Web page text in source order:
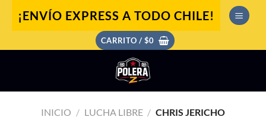
¡ENVÍO EXPRESS A TODO CHILE!
CARRITO / $0
INICIO / LUCHA LIBRE / CHRIS JERICHO